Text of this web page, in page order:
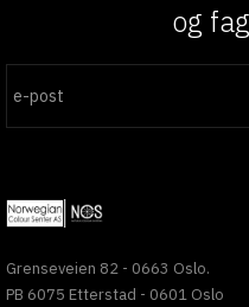
og
Grenseveien 82 - 0663 Oslo.
PB 6075 Etterstad - 0601 Oslo